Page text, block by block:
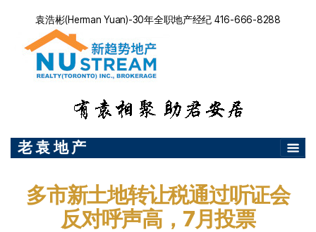
袁浩彬(Herman Yuan)-30年全职地产经纪 416-666-8288
老 袁 地 产
多市新土地转让税通过听证会
反对呼声高，7月投票